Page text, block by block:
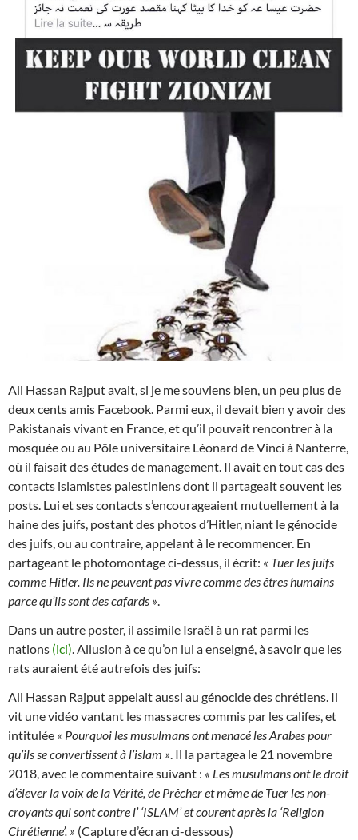
Ali Hassan Rajput avait, si je me souviens bien, un peu plus de
deux cents amis Facebook. Parmi eux, il devait bien y avoir des
Pakistanais vivant en France, et qu’il pouvait rencontrer à la
mosquée ou au Pôle universitaire Léonard de Vinci à Nanterre,
où il faisait des études de management. Il avait en tout cas des
contacts islamistes palestiniens dont il partageait souvent les
posts. Lui et ses contacts s’encourageaient mutuellement à la
haine des juifs, postant des photos d’Hitler, niant le génocide
des juifs, ou au contraire, appelant à le recommencer. En
partageant le photomontage ci-dessus, il écrit: « Tuer les juifs
comme Hitler. Ils ne peuvent pas vivre comme des êtres humains
parce qu’ils sont des cafards ».
Dans un autre poster, il assimile Israël à un rat parmi les
nations (ici). Allusion à ce qu’on lui a enseigné, à savoir que les
rats auraient été autrefois des juifs:
Ali Hassan Rajput appelait aussi au génocide des chrétiens. Il
vit une vidéo vantant les massacres commis par les califes, et
intitulée « Pourquoi les musulmans ont menacé les Arabes pour
qu’ils se convertissent à l’islam ». Il la partagea le 21 novembre
2018, avec le commentaire suivant : « Les musulmans ont le droit
d’élever la voix de la Vérité, de Prêcher et même de Tuer les non-
croyants qui sont contre l’ ‘ISLAM’ et courent après la ‘Religion
Chrétienne’. » (Capture d’écran ci-dessous)